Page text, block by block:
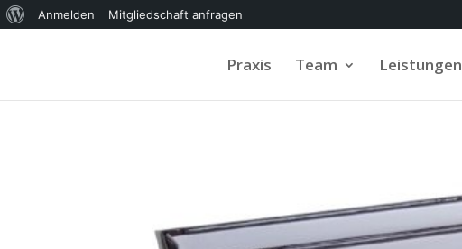
Über
Anmelden Mitgliedschaft anfragen
Praxis Team Leistungen